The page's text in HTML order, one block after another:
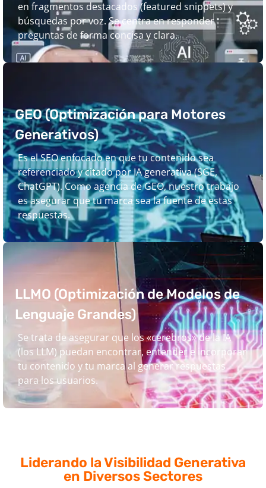
en fragmentos destacados (featured snippets) y
búsquedas por voz. Se centra en responder
preguntas de forma concisa y clara.
GEO (Optimización para Motores
Generativos)
Es el SEO enfocado en que tu contenido sea
referenciado y citado por IA generativa (SGE,
ChatGPT). Como agencia de GEO, nuestro trabajo
es asegurar que tu marca sea la fuente de estas
respuestas.
LLMO (Optimización de Modelos de
Lenguaje Grandes)
Se trata de asegurar que los «cerebros» de la IA
(los LLM) puedan encontrar, entender e incorporar
tu contenido y tu marca al generar respuestas
para los usuarios.
Liderando la Visibilidad Generativa
en Diversos Sectores